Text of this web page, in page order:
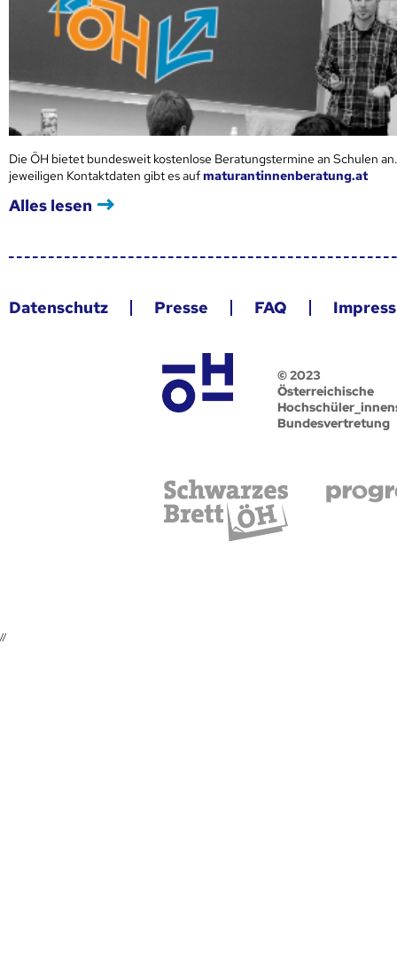
Die ÖH bietet bundesweit kostenlose Beratungstermine an Schulen
jeweiligen Kontaktdaten gibt es aufmaturantinnenberatung.at
Alles lesen
Datenschutz Presse FAQ
© 2023
Österreichische
Bundesvertretung
//